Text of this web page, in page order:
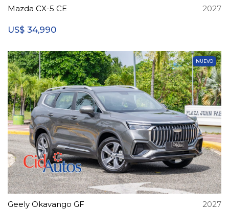
Mazda CX-5 CE 2027
US$ 34,990
NUEVO
Geely Okavango GF 2027